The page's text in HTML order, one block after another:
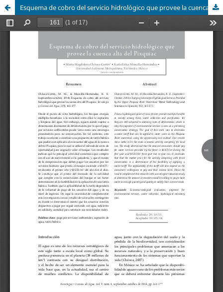
Esquema de cobro del servicio hidrológico que provee la cuenca alta del Pixquiac